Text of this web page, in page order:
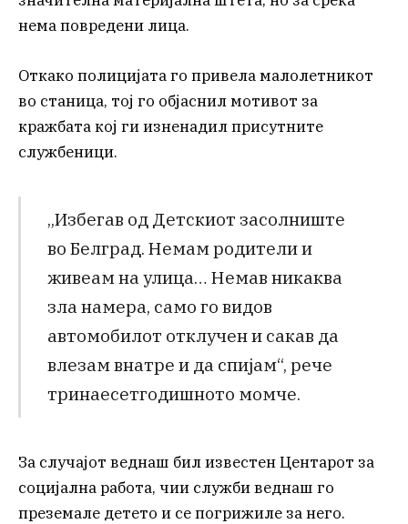
нема повредени лица.
Откако полицијата го привела малолетникот
во станица, тој го објаснил мотивот за
кражбата кој ги изненадил присутните
службеници.
„Избегав од Детскиот засолниште
во Белград. Немам родители и
живеам на улица… Немав никаква
зла намера, само го видов
автомобилот отклучен и сакав да
влезам внатре и да спијам“, рече
тринаесетгодишното момче.
За случајот веднаш бил известен Центарот за
социјална работа, чии служби веднаш го
преземале детето и се погрижиле за него.